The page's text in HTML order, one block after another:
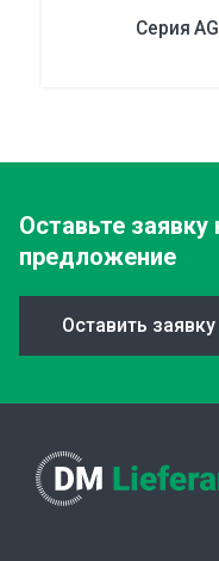
Серия
Оставьте заявку
предложение
Оставить заявку